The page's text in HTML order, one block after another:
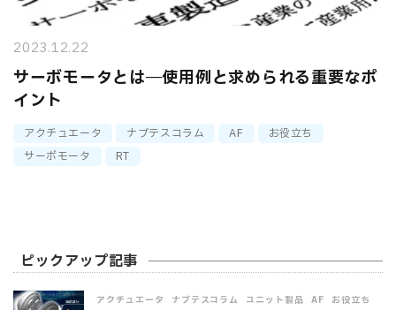
2023.12.22
サーボモータとは―使用例と求められる重要なポ
イント
アクチュエータ ナブテスコラム AF
お役立ち
サーボモータ
RT
ピックアップ記事
アクチュエータ ナブテスコラム ユニット製品 AF お役立ち